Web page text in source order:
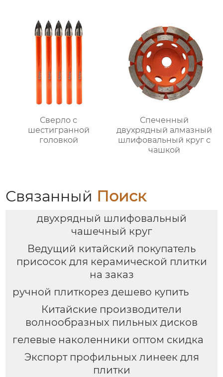
Сверло с
шестигранной
головкой
Спеченный
двухрядный алмазный
шлифовальный круг с
чашкой
Связанный Поиск
двухрядный шлифовальный
чашечный круг
Ведущий китайский покупатель
присосок для керамической плитки
на заказ
ручной плиткорез дешево купить
Китайские производители
волнообразных пильных дисков
гелевые наколенники оптом скидка
Экспорт профильных линеек для
плитки